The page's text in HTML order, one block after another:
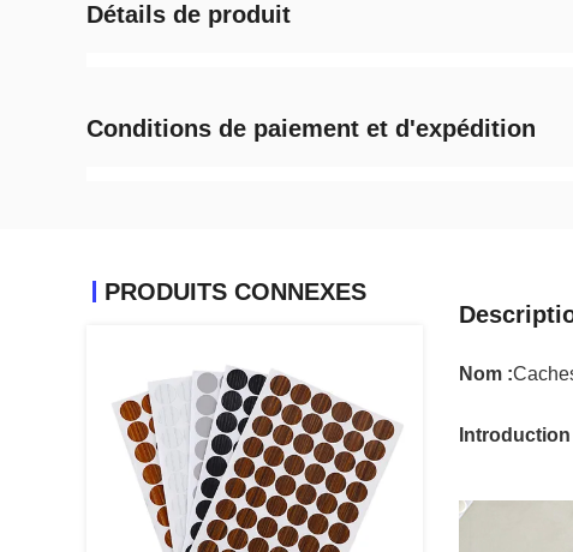
Détails de produit
Conditions de paiement et d'expédition
PRODUITS CONNEXES
Nom :
Introduction